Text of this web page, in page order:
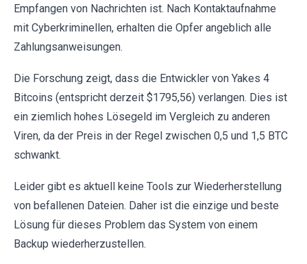
Empfangen von Nachrichten ist. Nach Kontaktaufnahme
mit Cyberkriminellen, erhalten die Opfer angeblich alle
Zahlungsanweisungen.
Die Forschung zeigt, dass die Entwickler von Yakes 4
Bitcoins (entspricht derzeit $1795,56) verlangen. Dies ist
ein ziemlich hohes Lösegeld im Vergleich zu anderen
Viren, da der Preis in der Regel zwischen 0,5 und 1,5 BTC
schwankt.
Leider gibt es aktuell keine Tools zur Wiederherstellung
von befallenen Dateien. Daher ist die einzige und beste
Lösung für dieses Problem das System von einem
Backup wiederherzustellen.